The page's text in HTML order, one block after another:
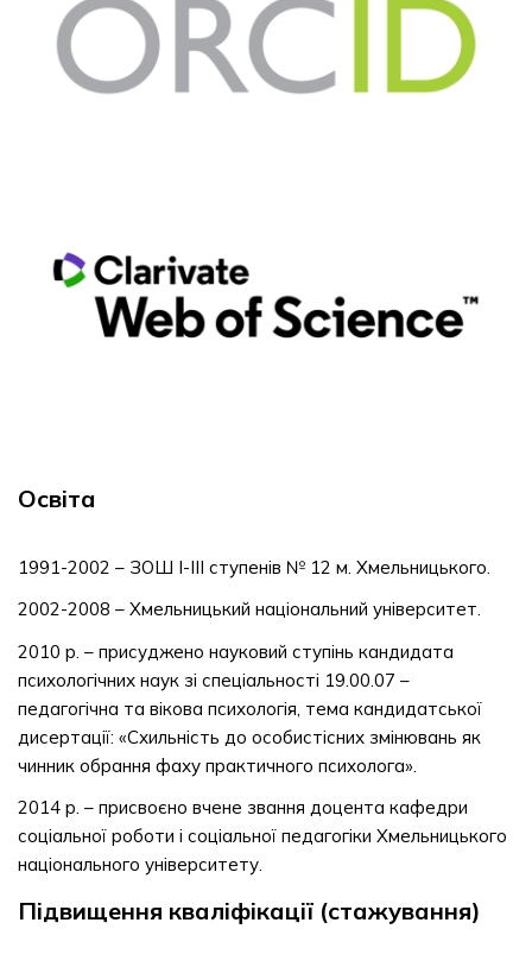
Освіта
1991-2002 – ЗОШ І-ІІІ ступенів № 12 м. Хмельницького.
2002-2008 – Хмельницький національний університет.
2010 р. – присуджено науковий ступінь кандидата
психологічних наук зі спеціальності 19.00.07 –
педагогічна та вікова психологія, тема кандидатської
дисертації: «Схильність до особистісних змінювань як
чинник обрання фаху практичного психолога».
2014 р. – присвоєно вчене звання доцента кафедри
соціальної роботи і соціальної педагогіки Хмельницького
національного університету.
Підвищення кваліфікації (стажування)